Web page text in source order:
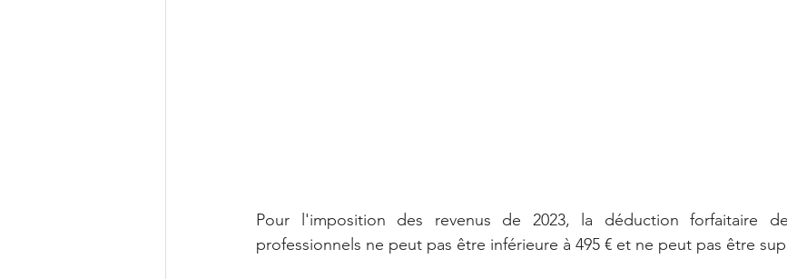
Pour l'imposition des revenus de 2023, la déduction forfaitaire
professionnels ne peut pas être inférieure à 495 € et ne peut pas être